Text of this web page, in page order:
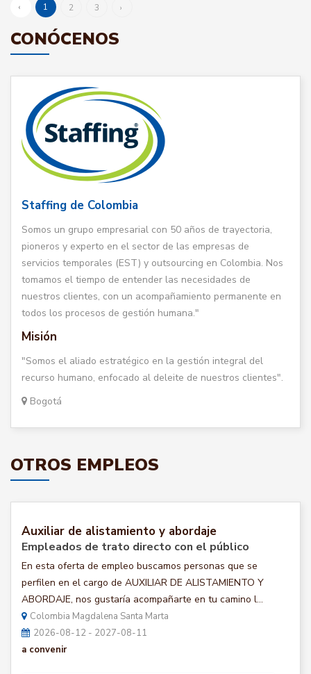
‹ 1 2 3 ›
CONÓCENOS
Staffing de Colombia
Somos un grupo empresarial con 50 años de trayectoria,
pioneros y experto en el sector de las empresas de
servicios temporales (EST) y outsourcing en Colombia. Nos
tomamos el tiempo de entender las necesidades de
nuestros clientes, con un acompañamiento permanente en
todos los procesos de gestión humana."
Misión
"Somos el aliado estratégico en la gestión integral del
recurso humano, enfocado al deleite de nuestros clientes".
Bogotá
OTROS EMPLEOS
Auxiliar de alistamiento y abordaje
Empleados de trato directo con el público
En esta oferta de empleo buscamos personas que se
perfilen en el cargo de AUXILIAR DE ALISTAMIENTO Y
ABORDAJE, nos gustaría acompañarte en tu camino l...
Colombia Magdalena Santa Marta
2026-08-12 - 2027-08-11
a convenir